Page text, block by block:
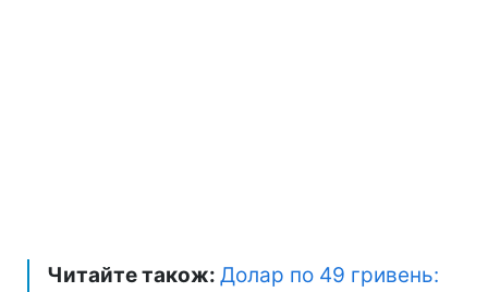
Читайте також: Долар по 49 гривень: